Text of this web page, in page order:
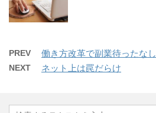
PREV 働き方改革で副業待ったなし
NEXT ネット上は罠だらけ